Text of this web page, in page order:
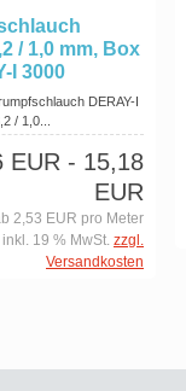
/ 1,0 mm, Box
I 3000
DERAY-I
/ 1,0...
EUR - 15,18
EUR
2,53 EUR pro Meter
inkl. 19 % MwSt. zzgl.
Versandkosten